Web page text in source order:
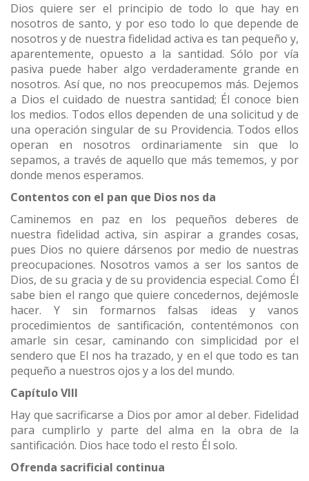
Dios quiere ser el principio de todo lo que hay en
nosotros de santo, y por eso todo lo que depende de
nosotros y de nuestra fidelidad activa es tan pequeño y,
aparentemente, opuesto a la santidad. Sólo por vía
pasiva puede haber algo verdaderamente grande en
nosotros. Así que, no nos preocupemos más. Dejemos
a Dios el cuidado de nuestra santidad; Él conoce bien
los medios. Todos ellos dependen de una solicitud y de
una operación singular de su Providencia. Todos ellos
operan en nosotros ordinariamente sin que lo
sepamos, a través de aquello que más tememos, y por
donde menos esperamos.
Contentos con el pan que Dios nos da
Caminemos en paz en los pequeños deberes de
nuestra fidelidad activa, sin aspirar a grandes cosas,
pues Dios no quiere dársenos por medio de nuestras
preocupaciones. Nosotros vamos a ser los santos de
Dios, de su gracia y de su providencia especial. Como Él
sabe bien el rango que quiere concedernos, dejémosle
hacer. Y sin formarnos falsas ideas y vanos
procedimientos de santificación, contentémonos con
amarle sin cesar, caminando con simplicidad por el
sendero que El nos ha trazado, y en el que todo es tan
pequeño a nuestros ojos y a los del mundo.
Capítulo VIII
Hay que sacrificarse a Dios por amor al deber. Fidelidad
para cumplirlo y parte del alma en la obra de la
santificación. Dios hace todo el resto Él solo.
Ofrenda sacrificial continua